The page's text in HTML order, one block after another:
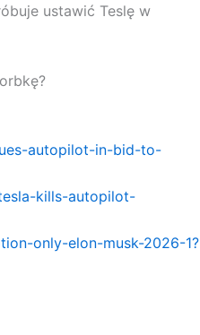
ustawić Teslę w
autopilot-in-bid-to-
kills-autopilot-
only-elon-musk-2026-1?